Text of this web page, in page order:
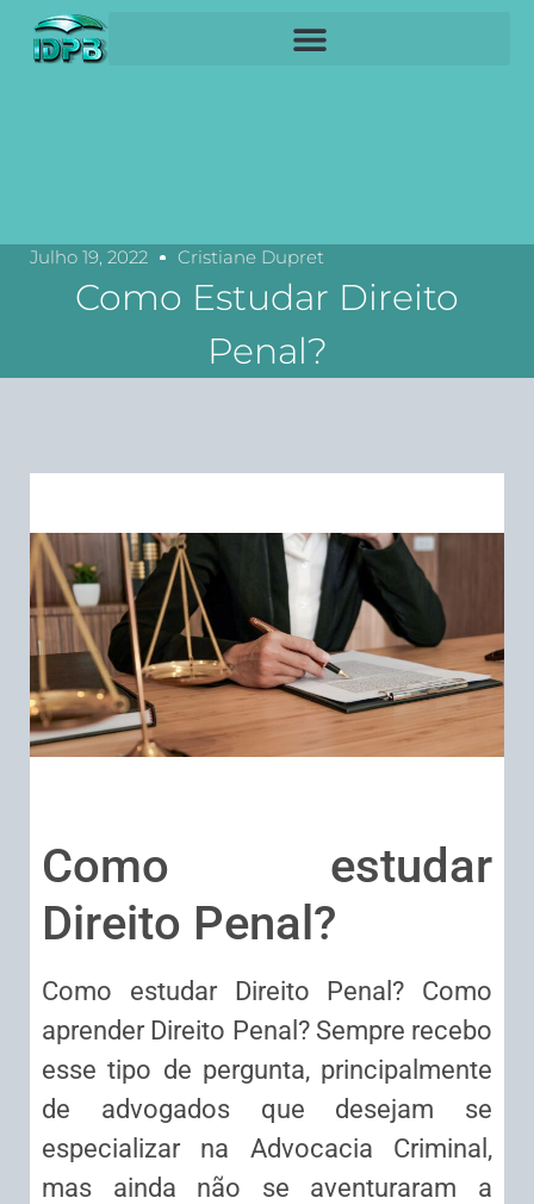
Julho 19, 2022 Cristiane Dupret
Como Estudar Direito
Penal?
Como estudar
Direito Penal?
Como estudar Direito Penal? Como
aprender Direito Penal? Sempre recebo
esse tipo de pergunta, principalmente
de advogados que desejam se
especializar na Advocacia Criminal,
mas ainda não se aventuraram a